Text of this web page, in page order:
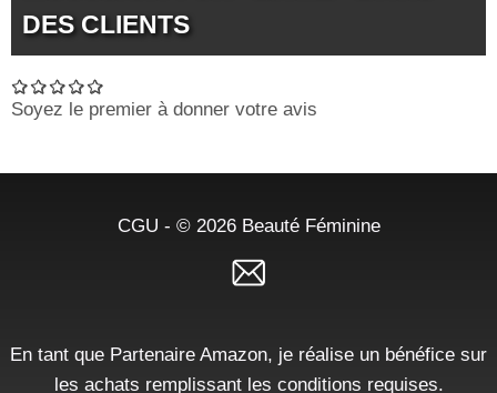
DES CLIENTS
Soyez le premier à donner votre avis
CGU - © 2026 Beauté Féminine
En tant que Partenaire Amazon, je réalise un bénéfice sur
les achats remplissant les conditions requises.